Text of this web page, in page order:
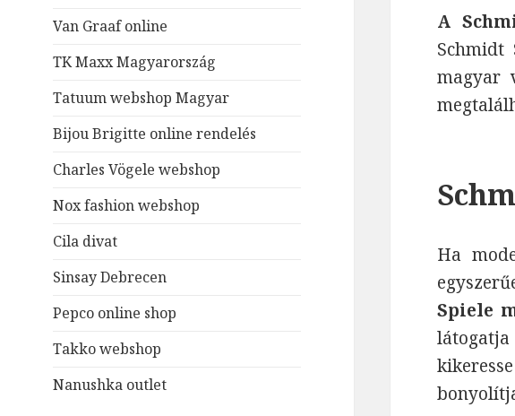
Van Graaf online
TK Maxx Magyarország
Tatuum webshop Magyar
Bijou Brigitte online rendelés
Charles Vögele webshop
Nox fashion webshop
Cila divat
Sinsay Debrecen
Pepco online shop
Takko webshop
Nanushka outlet
A
Schmidt
magyar
Ha
Spiele